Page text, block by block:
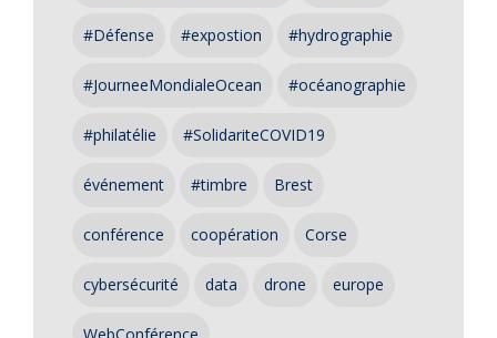
#Défense #expostion #hydrographie
#JourneeMondialeOcean #océanographie
#philatélie #SolidariteCOVID19
événement #timbre Brest
conférence coopération Corse
cybersécurité data drone europe